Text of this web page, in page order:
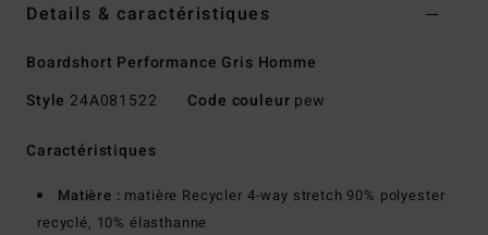
Details & caractéristiques
Boardshort Performance Gris Homme
Style 24A081522 Code couleur pew
Caractéristiques
Matière : matière Recycler 4-way stretch 90% polyester
recyclé, 10% élasthanne